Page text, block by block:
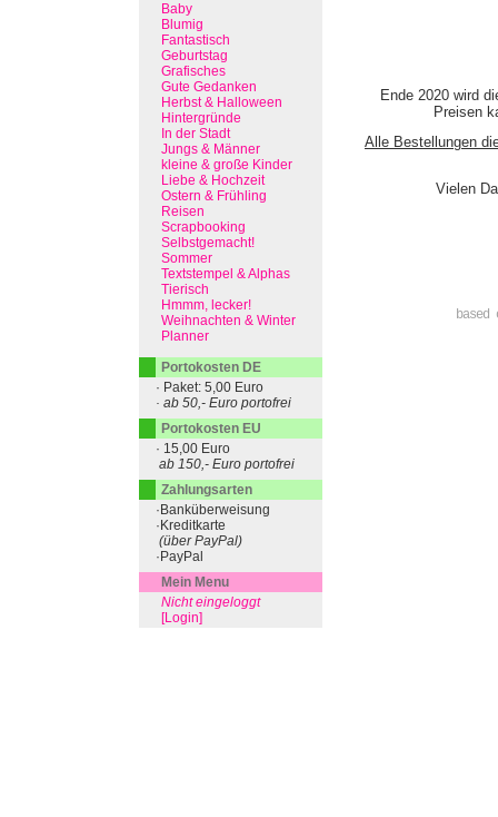
Ende 2020 wird
Preisen
Alle Bestellungen
Vielen
Baby
Blumig
Fantastisch
Geburtstag
Grafisches
Gute Gedanken
Herbst & Halloween
Hintergründe
In der Stadt
Jungs & Männer
kleine & große Kinder
Liebe & Hochzeit
Ostern & Frühling
Reisen
Scrapbooking
Selbstgemacht!
Sommer
Textstempel & Alphas
Tierisch
Hmmm, lecker!
Weihnachten & Winter
Planner
Portokosten DE
· Paket: 5,00 Euro
· ab 50,- Euro portofrei
Portokosten EU
· 15,00 Euro
ab 150,- Euro portofrei
Zahlungsarten
·Banküberweisung
·Kreditkarte
(über PayPal)
·PayPal
Mein Menu
Nicht eingeloggt
[Login]